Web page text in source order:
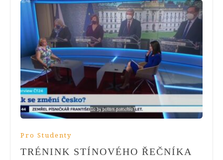
Pro Studenty
TRÉNINK STÍNOVÉHO ŘEČNÍKA